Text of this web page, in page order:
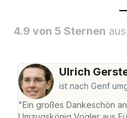
4.9 von 5 Sternen
Ulrich
ist nach Genf
"Ein großes Dankeschön